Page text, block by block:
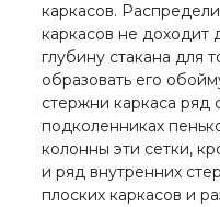
каркасов.
каркасов не до­ходит
глубину стакана для
образовать его
стержни каркаса ряд
подколенниках
колонны эти сетки,
и ряд внутренних
плоских каркасов и